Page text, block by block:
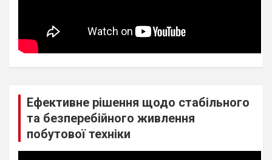
Ефективне рішення щодо стабільного
та безперебійного живлення
побутової техніки